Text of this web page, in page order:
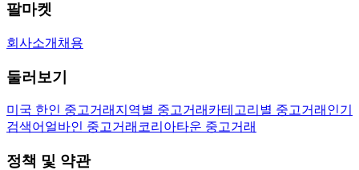
팔마켓
회사소개 채용
둘러보기
미국 한인 중고거래 지역별 중고거래 카테고리별 중고거래 인기
검색어 얼바인 중고거래 코리아타운 중고거래
정책 및 약관